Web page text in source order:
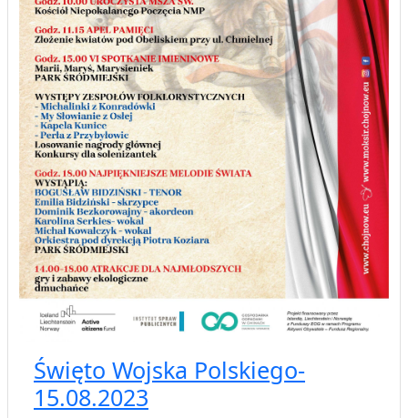
Święto Wojska Polskiego-
15.08.2023